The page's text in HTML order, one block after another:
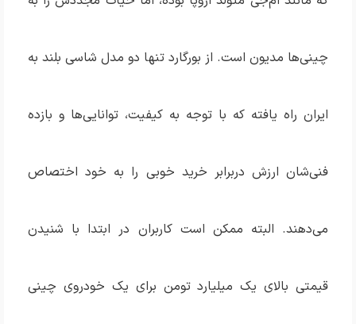
چینی‌ها مدیون است. از بورگارد تنها دو مدل شاسی بلند به
ایران راه یافته که با توجه به کیفیت، توانایی‌ها و بازده
فنی‌شان ارزش دربرابر خرید خوبی را به خود اختصاص
می‌دهند. البته ممکن است کاربران در ابتدا با شنیدن
قیمتی بالای یک میلیارد تومن برای یک خودروی چینی